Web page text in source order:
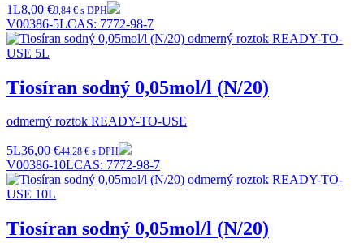
1L8,00 €9,84 € s DPH
V00386-5LCAS: 7772-98-7
Tiosíran sodný 0,05mol/l (N/20)
odmerný roztok READY-TO-USE
5L36,00 €44,28 € s DPH
V00386-10LCAS: 7772-98-7
Tiosíran sodný 0,05mol/l (N/20)